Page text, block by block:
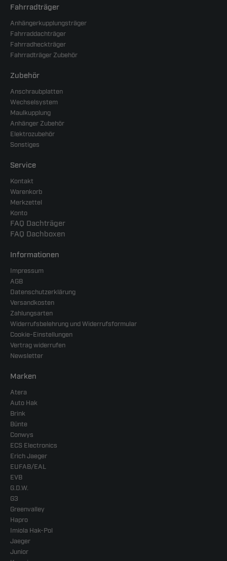
Fahrradträger
Anhängerkupplungsträger
Fahrraddachträger
Fahrradheckträger
Fahrradträger Zubehör
Zubehör
Anschraubplatten
Wechselsystem
Maulkupplung
Anhänger Zubehör
Elektrozubehör
Sonstiges
Service
Kontakt
Warenkorb
Merkzettel
Konto
FAQ Dachträger
FAQ Dachboxen
Informationen
Impressum
AGB
Datenschutzerklärung
Versandkosten
Zahlungsarten
Widerrufsbelehrung und Widerrufsformular
Cookie-Einstellungen
Vertrag widerrufen
Newsletter
Marken
Atera
Auto Hak
Brink
Bünte
Conwys
ECS Electronics
Erich Jaeger
EUFAB/EAL
EVB
G.D.W.
G3
Greenvalley
Hapro
Imiola Hak-Pol
Jaeger
Junior